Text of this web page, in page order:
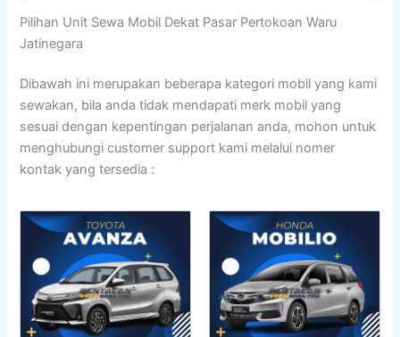
Pilihan Unit Sewa Mobil Dekat Pasar Pertokoan Waru
Jatinegara
Dibawah ini merupakan beberapa kategori mobil yang kami
sewakan, bila anda tidak mendapati merk mobil yang
sesuai dengan kepentingan perjalanan anda, mohon untuk
menghubungi customer support kami melalui nomer
kontak yang tersedia :